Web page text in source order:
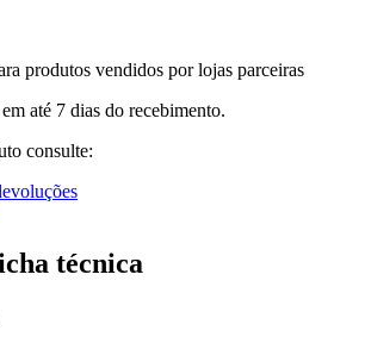
produtos vendidos por lojas parceiras
até 7 dias do recebimento.
consulte:
técnica